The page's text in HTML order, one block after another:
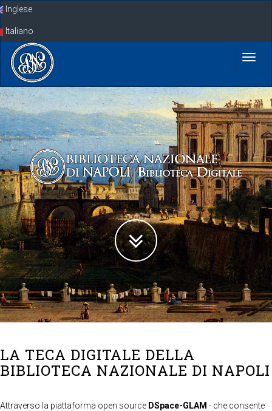
SkipInglese
Italiano
LA TECA DIGITALE DELLA
BIBLIOTECA NAZIONALE DI NAPOLI
Attraverso la piattaforma open source DSpace-GLAM - che consente